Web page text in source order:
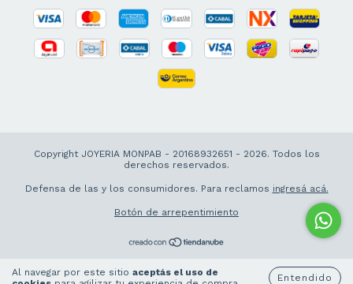
Al navegar por este sitio aceptás el uso de
Entendido
Copyright JOYERIA MONPAB - 20168932651 - 2026. Todos los
derechos reservados.
Defensa de las y los consumidores. Para reclamos ingresá acá.
Botón de arrepentimiento